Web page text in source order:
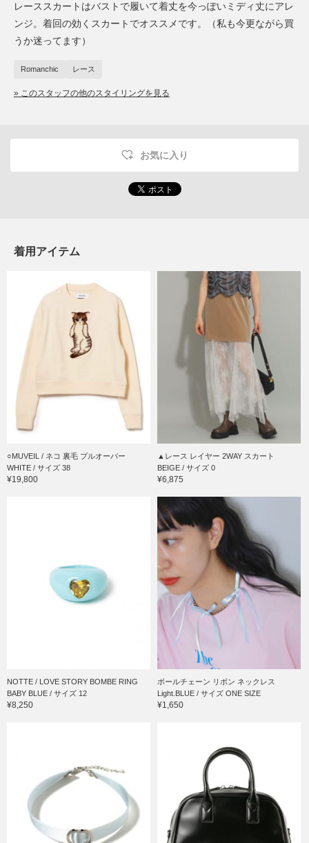
レーススカートはバストで履いて着丈を今っぽいミディ丈にアレ
ンジ。着回の効くスカートでオススメです。（私も今更ながら買
うか迷ってます）
Romanchic レース
» このスタッフの他のスタイリングを見る
お気に入り
着用アイテム
○MUVEIL / ネコ 裏毛 プルオーバー
WHITE / サイズ 38
¥19,800
▲レース レイヤー 2WAY スカート
BEIGE / サイズ 0
¥6,875
NOTTE / LOVE STORY BOMBE RING
BABY BLUE / サイズ 12
¥8,250
ボールチェーン リボン ネックレス
Light.BLUE / サイズ ONE SIZE
¥1,650